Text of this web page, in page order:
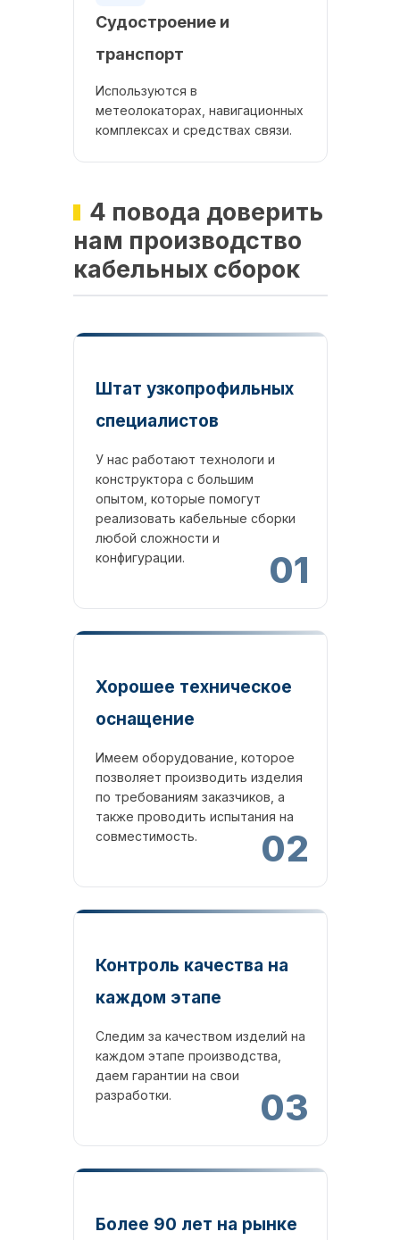
Судостроение и
транспорт
Используются в
метеолокаторах, навигационных
комплексах и средствах связи.
4 повода доверить
нам производство
кабельных сборок
01
Штат узкопрофильных
специалистов
У нас работают технологи и
конструктора с большим
опытом, которые помогут
реализовать кабельные сборки
любой сложности и
конфигурации.
02
Хорошее техническое
оснащение
Имеем оборудование, которое
позволяет производить изделия
по требованиям заказчиков, а
также проводить испытания на
совместимость.
03
Контроль качества на
каждом этапе
Следим за качеством изделий на
каждом этапе производства,
даем гарантии на свои
разработки.
Более 90 лет на рынке